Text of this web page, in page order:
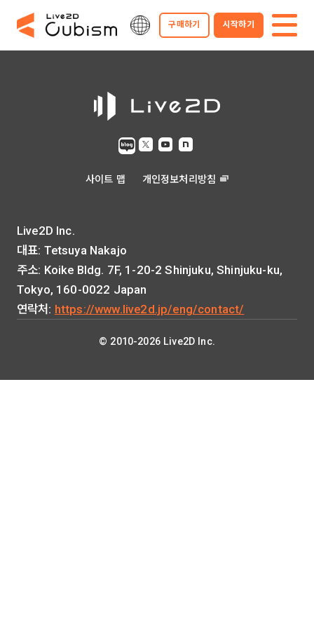
구매하기 시작하기
사이트 맵 개인정보처리방침
Live2D Inc.
대표: Tetsuya Nakajo
주소: Koike Bldg. 7F, 1-20-2 Shinjuku, Shinjuku-ku,
Tokyo, 160-0022 Japan
연락처: https://www.live2d.jp/eng/contact/
© 2010-2026 Live2D Inc.